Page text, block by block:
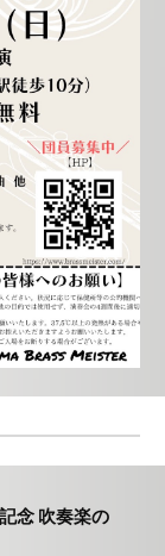
念 吹奏楽の